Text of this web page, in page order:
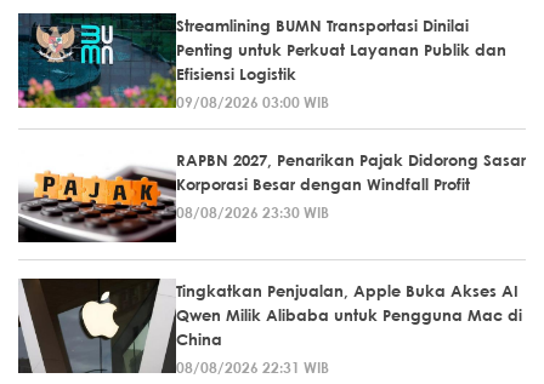
Streamlining BUMN Transportasi Dinilai
Penting untuk Perkuat Layanan Publik dan
Efisiensi Logistik
09/08/2026 03:00 WIB
RAPBN 2027, Penarikan Pajak Didorong Sasar
Korporasi Besar dengan Windfall Profit
08/08/2026 23:30 WIB
Tingkatkan Penjualan, Apple Buka Akses AI
Qwen Milik Alibaba untuk Pengguna Mac di
China
08/08/2026 22:31 WIB